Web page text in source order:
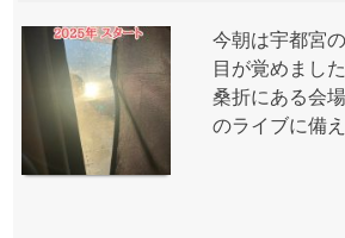
今朝は宇都宮
目が覚めまし
桑折にある会
のライブに備